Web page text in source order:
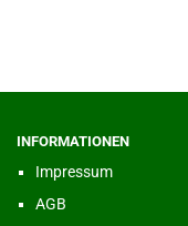
INFORMATIONEN
Impressum
AGB